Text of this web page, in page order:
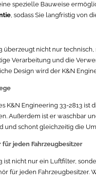
spezielle Bauweise
, sodass Sie langfristig von
überzeugt nicht nur
Verarbeitung und die
Design wird der K&N
K&N Engineering 33-2813
Außerdem ist er waschbar
und schont gleichzeitig die
jeden Fahrzeugbesitzer
ist nicht nur ein Luftfilter,
für jeden Fahrzeugbesitzer.